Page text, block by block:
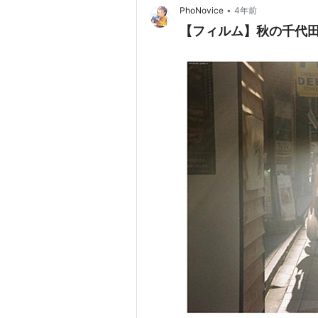
PhoNovice • 4年前
【フィルム】秋の千代